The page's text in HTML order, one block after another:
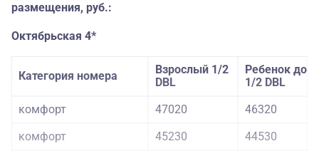
размещения, руб.:
Октябрьская 4*
Категория номера
Взрослый 1/2
DBL
Ребенок до
1/2 DBL
комфорт
47020
46320
комфорт
45230
44530